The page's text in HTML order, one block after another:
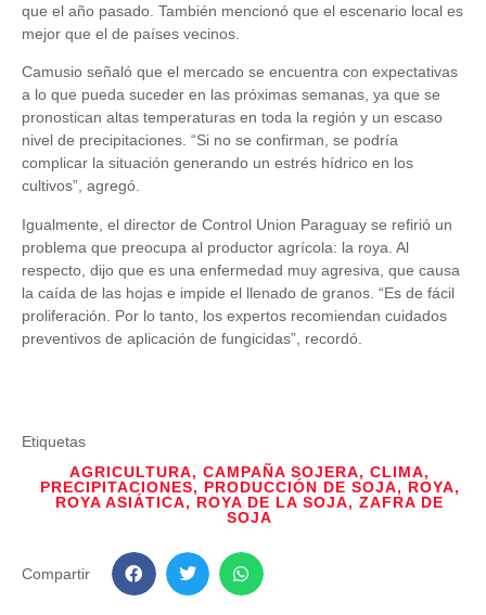
que el año pasado. También mencionó que el escenario local es
mejor que el de países vecinos.
Camusio señaló que el mercado se encuentra con expectativas
a lo que pueda suceder en las próximas semanas, ya que se
pronostican altas temperaturas en toda la región y un escaso
nivel de precipitaciones. “Si no se confirman, se podría
complicar la situación generando un estrés hídrico en los
cultivos”, agregó.
Igualmente, el director de Control Union Paraguay se refirió un
problema que preocupa al productor agrícola: la roya. Al
respecto, dijo que es una enfermedad muy agresiva, que causa
la caída de las hojas e impide el llenado de granos. “Es de fácil
proliferación. Por lo tanto, los expertos recomiendan cuidados
preventivos de aplicación de fungicidas”, recordó.
Etiquetas
AGRICULTURA, CAMPAÑA SOJERA, CLIMA,
PRECIPITACIONES, PRODUCCIÓN DE SOJA, ROYA,
ROYA ASIÁTICA, ROYA DE LA SOJA, ZAFRA DE
SOJA
Compartir